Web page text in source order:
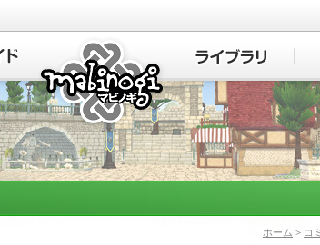
マビノギ
ホーム > コ